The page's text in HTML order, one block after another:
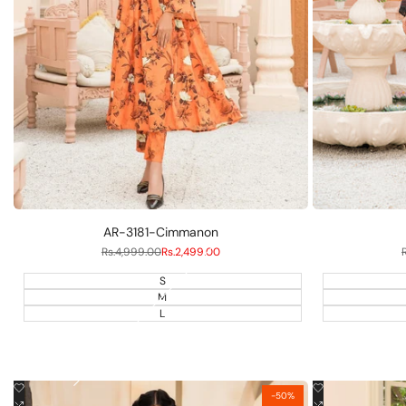
AR-3181-Cimmanon
Normalpreis
Rs.4,999.00Verkaufspreis
Rs.2,499.00
S
M
L
-50%
Zur
Schnellansicht
Zur